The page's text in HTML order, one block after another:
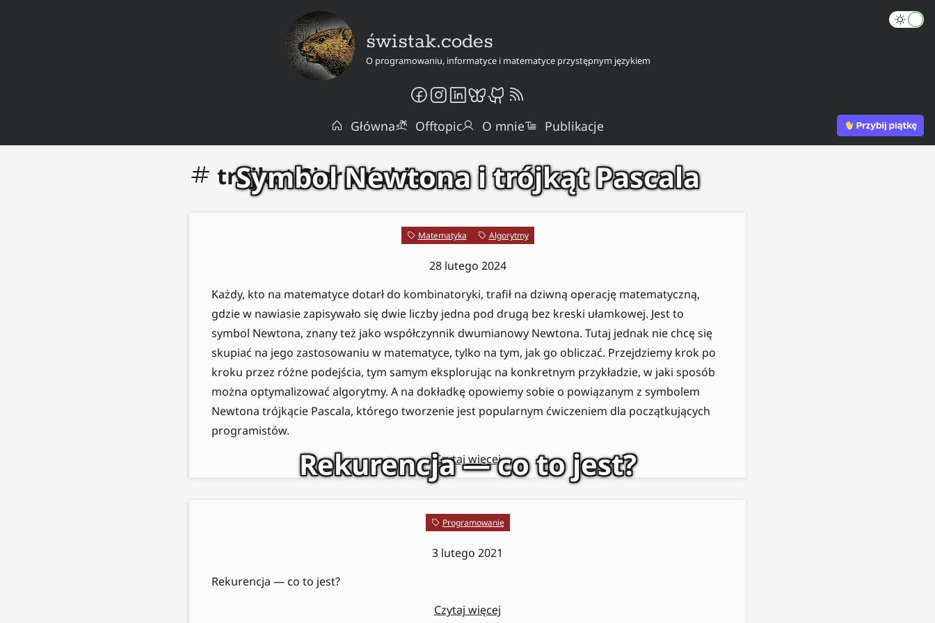
świstak.codes
O programowaniu, informatyce i matematyce przystępnym językiem
Główna Offtopic O mnie Publikacje
trójkąt Sierpińskiego
Symbol Newtona i trójkąt Pascala
Matematyka Algorytmy
28 lutego 2024
Każdy, kto na matematyce dotarł do kombinatoryki, trafił na dziwną operację matematyczną,
gdzie w nawiasie zapisywało się dwie liczby jedna pod drugą bez kreski ułamkowej. Jest to
symbol Newtona, znany też jako współczynnik dwumianowy Newtona. Tutaj jednak nie chcę się
skupiać na jego zastosowaniu w matematyce, tylko na tym, jak go obliczać. Przejdziemy krok po
kroku przez różne podejścia, tym samym eksplorując na konkretnym przykładzie, w jaki sposób
można optymalizować algorytmy. A na dokładkę opowiemy sobie o powiązanym z symbolem
Newtona trójkącie Pascala, którego tworzenie jest popularnym ćwiczeniem dla początkujących
programistów.
Czytaj więcej
Rekurencja — co to jest?
Programowanie
3 lutego 2021
Rekurencja — co to jest?
Czytaj więcej